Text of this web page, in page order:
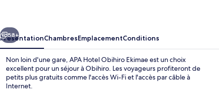
Suivant
58+
PrésentationChambresEmplacementConditions
Non loin d'une gare, APA Hotel Obihiro Ekimae est un choix
excellent pour un séjour à Obihiro. Les voyageurs profiteront de
petits plus gratuits comme l'accès Wi-Fi et l'accès par câble à
Internet.